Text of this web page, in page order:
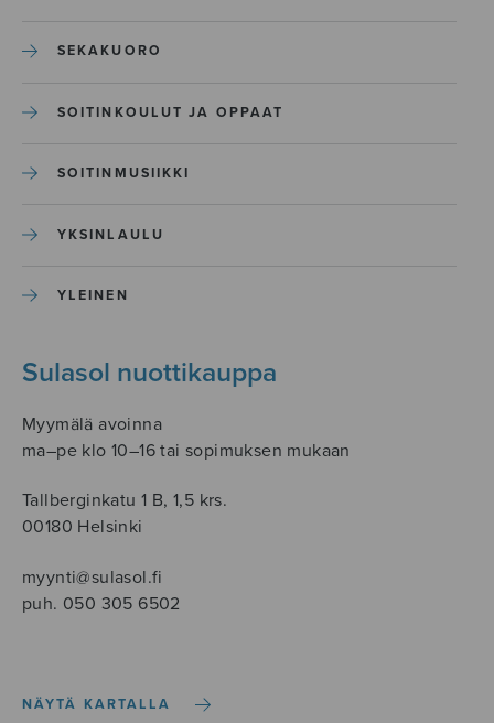
SEKAKUORO
SOITINKOULUT JA OPPAAT
SOITINMUSIIKKI
YKSINLAULU
YLEINEN
Sulasol nuottikauppa
Myymälä avoinna
ma–pe klo 10–16 tai sopimuksen mukaan
Tallberginkatu 1 B, 1,5 krs.
00180 Helsinki
myynti@sulasol.fi
puh. 050 305 6502
NÄYTÄ KARTALLA